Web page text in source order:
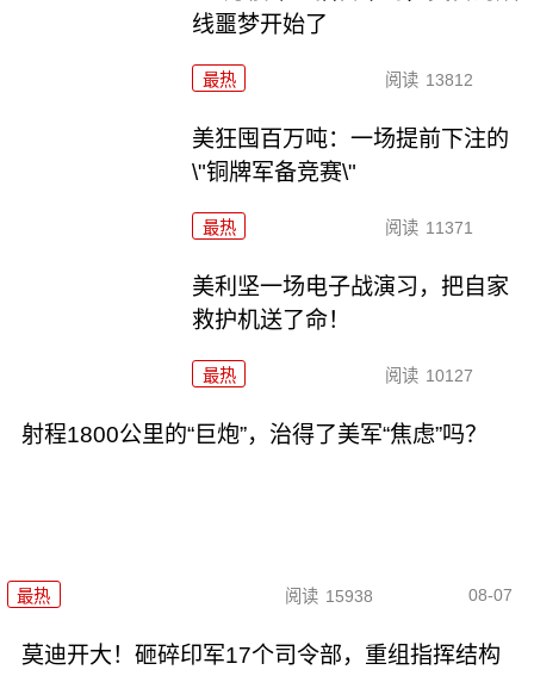
线噩梦开始了
最热 阅读 13812
美狂囤百万吨：一场提前下注的
\"铜牌军备竞赛\"
最热 阅读 11371
美利坚一场电子战演习，把自家
救护机送了命！
最热 阅读 10127
射程1800公里的“巨炮”，治得了美军“焦虑”吗？
最热 阅读 15938 08-07
莫迪开大！砸碎印军17个司令部，重组指挥结构